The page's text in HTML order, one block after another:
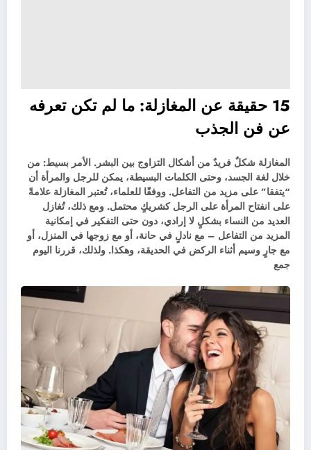
15 حقيقة عن المغازلة: ما لم تكن تعرفه
عن فن الجذب
المغازلة شكلٌ فريدٌ من أشكال التزاوج بين البشر. الأمر بسيط: من
خلال لغة الجسد، وحتى الكلمات البسيطة، يمكن للرجل والمرأة أن
“يتفقا” على مزيد من التفاعل. ووفقًا للعلماء، تُعتبر المغازلة علامةً
على انفتاح المرأة على الرجل كشريكٍ محتمل. ومع ذلك، تُغازل
العديد من النساء بشكلٍ لا إرادي، دون حتى التفكير في إمكانية
المزيد من التفاعل – مع نادلٍ في حانة، أو مع زوجها في المنزل، أو
مع جارٍ وسيم أثناء الركض في الحديقة، وهكذا. ولذلك، قررنا اليوم
جمع